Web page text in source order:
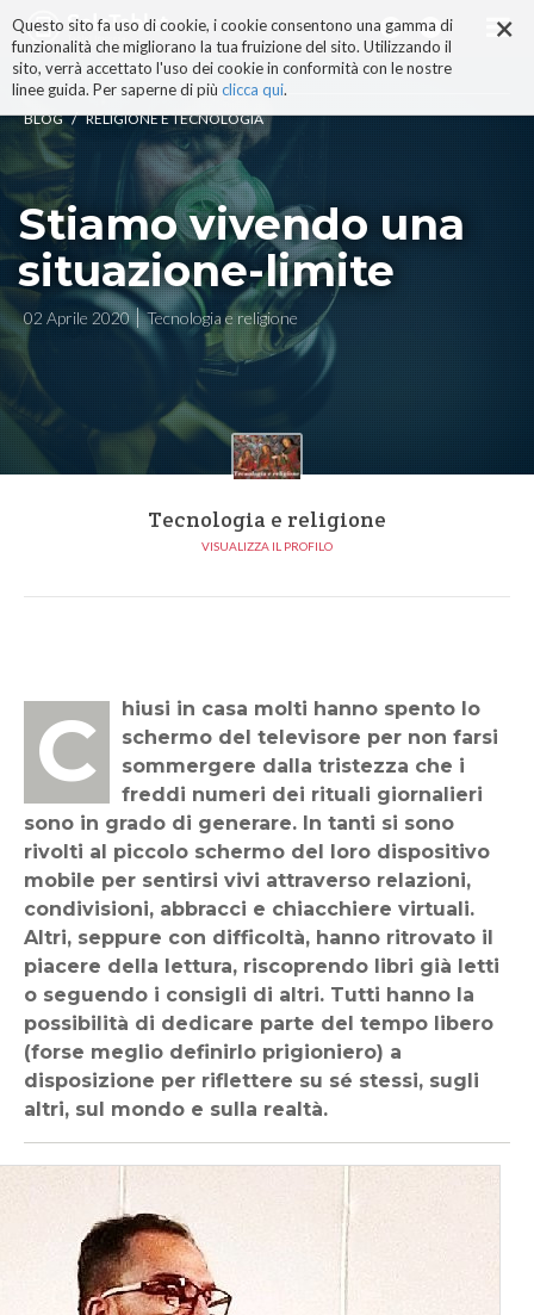
×
Questo sito fa uso di cookie, i cookie consentono una gamma di
funzionalità che migliorano la tua fruizione del sito. Utilizzando il
sito, verrà accettato l'uso dei cookie in conformità con le nostre
linee guida. Per saperne di più clicca qui.
ai
contenuti.
|
alla
navigazione
BLOG / RELIGIONE E TECNOLOGIA
Stiamo vivendo una
situazione-limite
02 Aprile 2020 Tecnologia e religione
Tecnologia e religione
VISUALIZZA IL PROFILO
Chiusi in casa molti hanno spento lo
schermo del televisore per non farsi
sommergere dalla tristezza che i
freddi numeri dei rituali giornalieri
sono in grado di generare. In tanti si sono
rivolti al piccolo schermo del loro dispositivo
mobile per sentirsi vivi attraverso relazioni,
condivisioni, abbracci e chiacchiere virtuali.
Altri, seppure con difficoltà, hanno ritrovato il
piacere della lettura, riscoprendo libri già letti
o seguendo i consigli di altri. Tutti hanno la
possibilità di dedicare parte del tempo libero
(forse meglio definirlo prigioniero) a
disposizione per riflettere su sé stessi, sugli
altri, sul mondo e sulla realtà.